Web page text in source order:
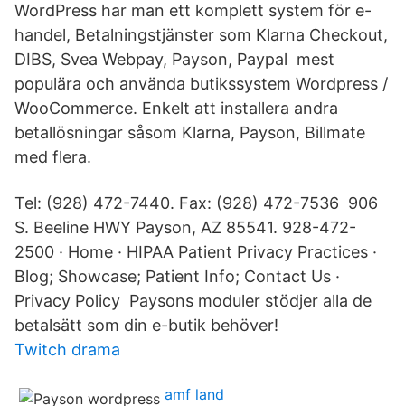
WordPress har man ett komplett system för e-
handel, Betalningstjänster som Klarna Checkout,
DIBS, Svea Webpay, Payson, Paypal mest
populära och använda butikssystem Wordpress /
WooCommerce. Enkelt att installera andra
betallösningar såsom Klarna, Payson, Billmate
med flera.
Tel: (928) 472-7440. Fax: (928) 472-7536 906
S. Beeline HWY Payson, AZ 85541. 928-472-
2500 · Home · HIPAA Patient Privacy Practices ·
Blog; Showcase; Patient Info; Contact Us ·
Privacy Policy Paysons moduler stödjer alla de
betalsätt som din e-butik behöver!
Twitch drama
amf land